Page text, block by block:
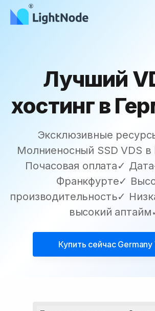
Лучший
хостинг в
Эксклюзивные
Молниеносный SSD VDS
Почасовая оплата✓
Франкфурте✓
производительность✓
высокий
Купить сейчас Germany